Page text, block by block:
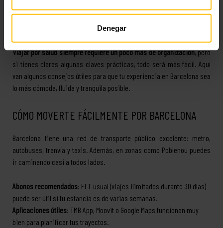
Denegar
emocional positivo.
Consejos finales para un viaje más cómodo y seguro
Viajar por salud siempre requiere un poco más de organización, pero
si tienes claras algunas claves prácticas, todo será más fácil. Aquí
van algunos consejos útiles para que tu experiencia en Barcelona sea
lo más cómoda, fluida y tranquila posible.
CÓMO MOVERTE FÁCILMENTE POR BARCELONA
Barcelona tiene una red de transporte público excelente: metro,
autobuses, tranvía y taxis. Además, en zonas como Poblenou puedes
ir caminando casi a todos lados.
Abonos recomendados: El T-usual (viajes ilimitados durante 30 días)
puede ser útil si tu estancia es de varias semanas.
Aplicaciones útiles: TMB App, Moovit o Google Maps funcionan muy
bien para planificar tus trayectos.